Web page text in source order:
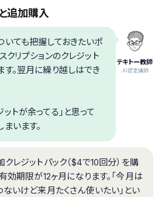
追加購入
テキトー教師
.AI認定講師
いても把握しておきたいポ
クリプションのクレジット
す。翌月に繰り越しはでき
トが余ってる」と思って
います。
レジットパック（$4で10回分）を購
効期限が12ヶ月になります。「今月は
ないけど来月たくさん使いたい」とい